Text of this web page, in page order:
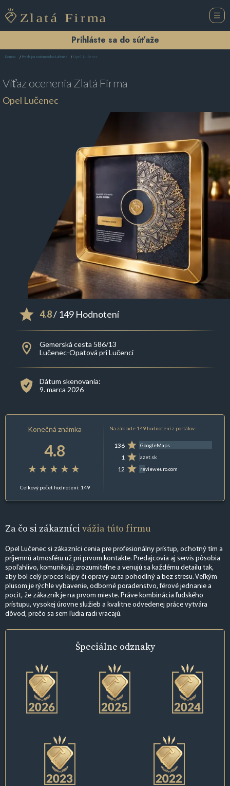
Prihláste sa do súťaže
Domov Predajca automobilov Lučenec Opel Lučenec
Víťaz ocenenia Zlatá Firma
Opel Lučenec
4.8/ 149 Hodnotení
Gemerská cesta 586/13
Lučenec-Opatová pri Lučenci
Dátum skenovania:
9. marca 2026
Konečná známka
4.8
Celkový počet hodnotení: 149
Na základe 149 hodnotení z portálov:
136 GoogleMaps
1 azet.sk
12 revieweuro.com
Za čo si zákazníci vážia túto firmu
Opel Lučenec si zákazníci cenia pre profesionálny prístup, ochotný tím a
príjemnú atmosféru už pri prvom kontakte. Predajcovia aj servis pôsobia
spoľahlivo, komunikujú zrozumiteľne a venujú sa každému detailu tak,
aby bol celý proces kúpy či opravy auta pohodlný a bez stresu. Veľkým
plusom je rýchle vybavenie, odborné poradenstvo, férové jednanie a
pocit, že zákazník je na prvom mieste. Práve kombinácia ľudského
prístupu, vysokej úrovne služieb a kvalitne odvedenej práce vytvára
dôvod, prečo sa sem ľudia radi vracajú.
Špeciálne odznaky